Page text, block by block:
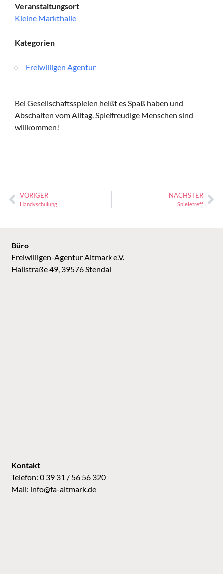
Veranstaltungsort
Kleine Markthalle
Kategorien
Freiwilligen Agentur
Bei Gesellschaftsspielen heißt es Spaß haben und
Abschalten vom Alltag. Spielfreudige Menschen sind
willkommen!
VORIGER
Handyschulung
NÄCHSTER
Spieletreff
Kontakt
Telefon: 0 39 31 / 56 56 320
Mail: info@fa-altmark.de
Büro
Freiwilligen-Agentur Altmark e.V.
Hallstraße 49, 39576 Stendal